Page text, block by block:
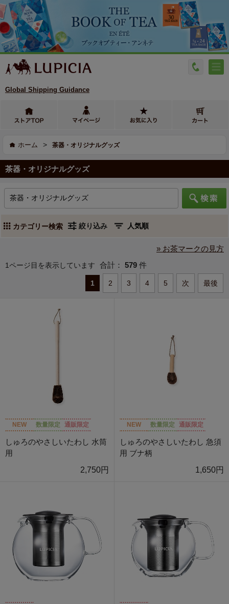
Global Shipping Guidance
ホーム > 茶器・オリジナルグッズ
茶器・オリジナルグッズ
カテゴリー検索 絞り込み
» お茶マークの見方
1ページ目を表示しています 合計： 579 件
1 2 3 4 5 次 最後
NEW 数量限定 通販限定
しゅろのやさしいたわし 水筒
用
2,750円
NEW 数量限定 通販限定
しゅろのやさしいたわし 急須
用 ブナ柄
1,650円